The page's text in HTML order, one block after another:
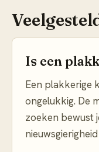
Is een
Een plakkerige
ongelukkig. De
zoeken bewust